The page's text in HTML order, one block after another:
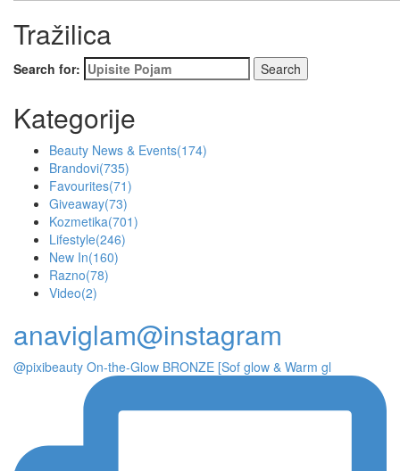
Tražilica
Search for:
Kategorije
Beauty News & Events(174)
Brandovi(735)
Favourites(71)
Giveaway(73)
Kozmetika(701)
Lifestyle(246)
New In(160)
Razno(78)
Video(2)
anaviglam@instagram
@pixibeauty On-the-Glow BRONZE [Sof glow & Warm gl